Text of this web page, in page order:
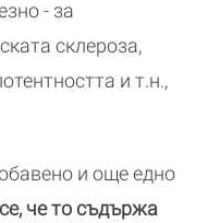
- за
склероза,
и т.н.,
и още едно
че то съдържа